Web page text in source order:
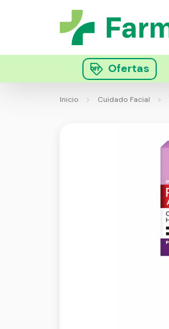
Ofertas
Inicio Cuidado Facial